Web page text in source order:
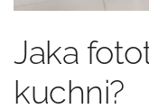
Jaka
kuchni?